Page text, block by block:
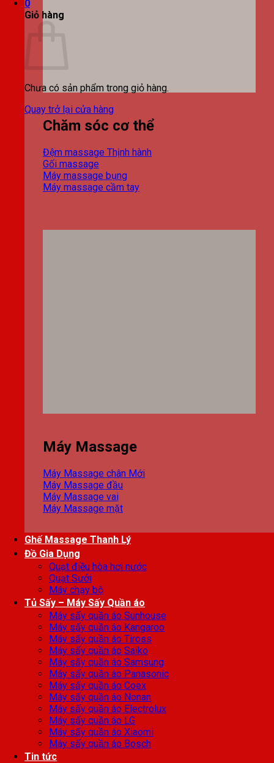
0
Giỏ hàng
Chưa có sản phẩm trong giỏ hàng.
Quay trở lại cửa hàng
Chăm sóc cơ thể
Đệm massage
Gối massage
Máy massage bụng
Máy massage cầm tay
Máy Massage
Máy Massage chân
Máy Massage đầu
Máy Massage vai
Máy Massage mặt
Ghế Massage Thanh Lý
Đồ Gia Dụng
Quạt điều hòa hơi nước
Quạt Sưởi
Máy chạy bộ
Tủ Sấy – Máy Sấy Quần áo
Máy sấy quần áo Sunhouse
Máy sấy quần áo Kangaroo
Máy sấy quần áo Tiross
Máy sấy quần áo Saiko
Máy sấy quần áo Samsung
Máy sấy quần áo Panasonic
Máy sấy quần áo Coex
Máy sấy quần áo Nonan
Máy sấy quần áo Electrolux
Máy sấy quần áo LG
Máy sấy quần áo Xiaomi
Máy sấy quần áo Bosch
Tin tức